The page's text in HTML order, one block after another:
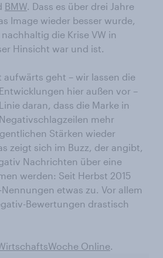
BMW. Dass es über drei Jahre
Image wieder besser wurde,
die Krise VW in
Hinsicht war und ist.
aufwärts geht – wir lassen die
hier außen vor –
daran, dass die Marke in
mehr
Stärken wieder
zeigt sich im Buzz, der angibt,
Nachrichten über eine
werden: Seit Herbst 2015
etwas zu. Vor allem
Bewertungen drastisch
Online.